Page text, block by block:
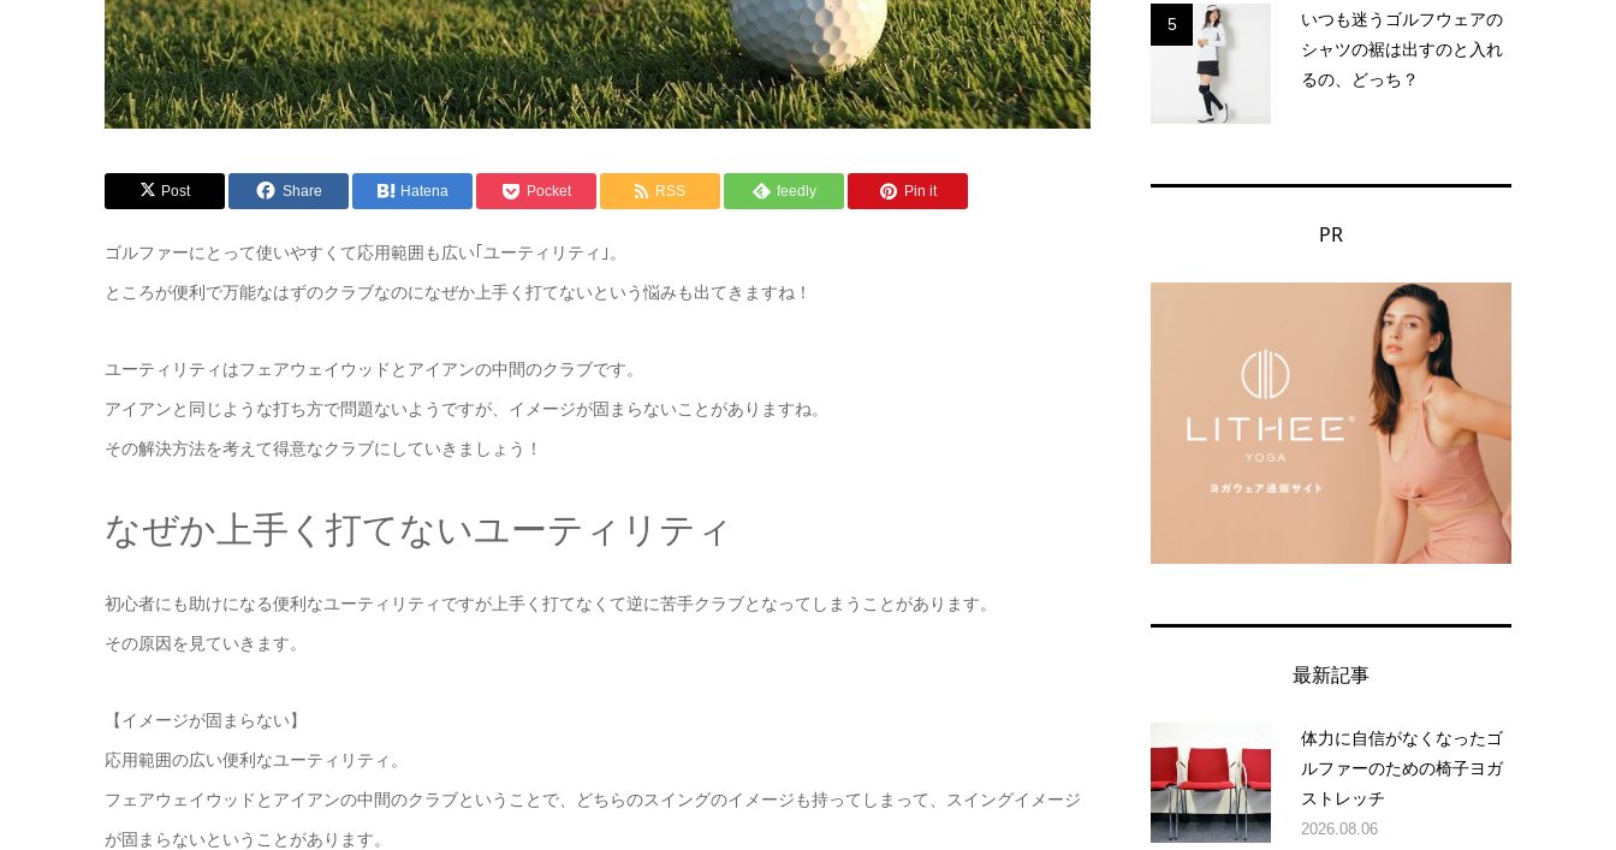
Post Share Hatena Pocket RSS feedly Pin it
ゴルファーにとって使いやすくて応用範囲も広い｢ユーティリティ｣。
ところが便利で万能なはずのクラブなのになぜか上手く打てないという悩みも出てきますね！
ユーティリティはフェアウェイウッドとアイアンの中間のクラブです。
アイアンと同じような打ち方で問題ないようですが、イメージが固まらないことがありますね。
その解決方法を考えて得意なクラブにしていきましょう！
なぜか上手く打てないユーティリティ
初心者にも助けになる便利なユーティリティですが上手く打てなくて逆に苦手クラブとなってしまうことがあります。
その原因を見ていきます。
【イメージが固まらない】
応用範囲の広い便利なユーティリティ。
フェアウェイウッドとアイアンの中間のクラブということで、どちらのスイングのイメージも持ってしまって、スイングイメージ
が固まらないということがあります。
5
いつも迷うゴルフウェアの
シャツの裾は出すのと入れ
るの、どっち？
PR
最新記事
体力に自信がなくなったゴ
ルファーのための椅子ヨガ
ストレッチ
2026.08.06